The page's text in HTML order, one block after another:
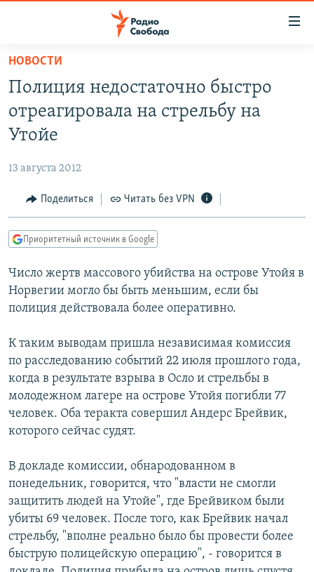
упрощенного
доступа
основному
Вернутся
Вернутся
поиску
ПОДКАСТЫ
АВТОРСКИЕ ПРОЕКТЫ
МНЕНИЯ
КУЛЬТУРА
КАВКАЗ.РЕАЛИИ
СЕВЕР.РЕАЛИИ
СИБИРЬ.РЕАЛИИ
ПОДПИШИТЕСЬ НА РАССЫЛКУ
Все сайты РСЕ/РС
НОВОСТИ
Полиция недостаточно быстро
отреагировала на стрельбу на
Утойе
13 августа 2012
Поделиться Читать без VPN
Приоритетный источник в Google
Число жертв массового убийства на острове Утойя в
Норвегии могло бы быть меньшим, если бы
полиция действовала более оперативно.
К таким выводам пришла независимая комиссия
по расследованию событий 22 июля прошлого года,
когда в результате взрыва в Осло и стрельбы в
молодежном лагере на острове Утойя погибли 77
человек. Оба теракта совершил Андерс Брейвик,
которого сейчас судят.
В докладе комиссии, обнародованном в
понедельник, говорится, что "власти не смогли
защитить людей на Утойе", где Брейвиком были
убиты 69 человек. После того, как Брейвик начал
стрельбу, "вполне реально было бы провести более
быструю полицейскую операцию", - говорится в